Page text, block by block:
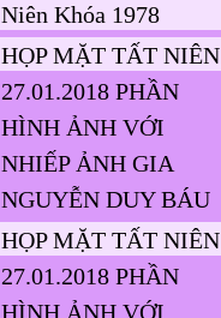
Niên Khóa 1978
HỌP MẶT TẤT NIÊN
27.01.2018 PHẦN
HÌNH ẢNH VỚI
NHIẾP ẢNH GIA
NGUYỄN DUY BÁU
HỌP MẶT TẤT NIÊN
27.01.2018 PHẦN
HÌNH ẢNH VỚI